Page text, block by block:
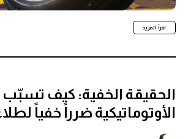
اقرأ المزيد
الحقيقة الخفية: كيف
الأوتوماتيكية ضرراً خفياً